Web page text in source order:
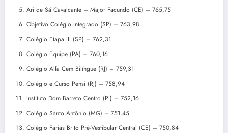
Ari de Sá Cavalcante – Major Facundo (CE) – 765,75
Objetivo Colégio Integrado (SP) – 763,98
Colégio Etapa III (SP) – 762,31
Colégio Equipe (PA) – 760,16
Colégio Alfa Cem Bilíngue (RJ) – 759,31
Colégio e Curso Pensi (RJ) – 758,94
Instituto Dom Barreto Centro (PI) – 752,16
Colégio Santo Antônio (MG) – 751,45
Colégio Farias Brito Pré-Vestibular Central (CE) – 750,84